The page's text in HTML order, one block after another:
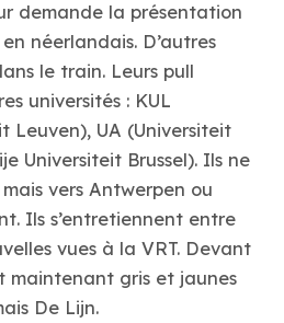
demande la présentation
néerlandais. D’autres
le train. Leurs pull
universités : KUL
Leuven), UA (Universiteit
Universiteit Brussel). Ils ne
vers Antwerpen ou
Ils s’entretiennent entre
vues à la VRT. Devant
maintenant gris et jaunes
De Lijn.